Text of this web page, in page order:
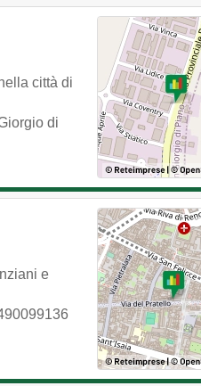
città di
di
e